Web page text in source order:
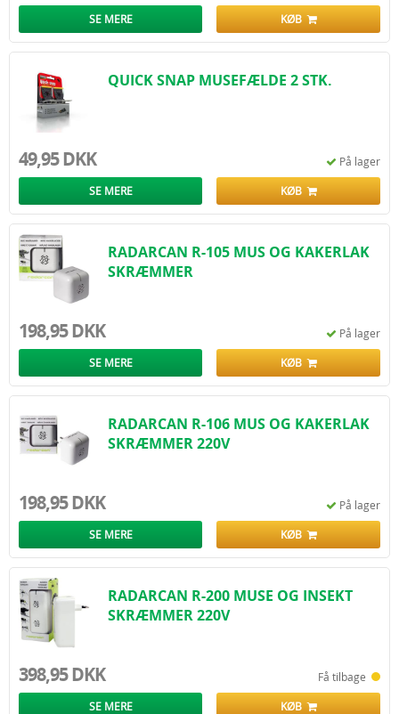
SE MERE KØB
QUICK SNAP MUSEFÆLDE 2 STK.
49,95 DKK På lager
SE MERE KØB
RADARCAN R-105 MUS OG KAKERLAK
SKRÆMMER
198,95 DKK På lager
SE MERE KØB
RADARCAN R-106 MUS OG KAKERLAK
SKRÆMMER 220V
198,95 DKK På lager
SE MERE KØB
RADARCAN R-200 MUSE OG INSEKT
SKRÆMMER 220V
398,95 DKK Få tilbage
SE MERE KØB